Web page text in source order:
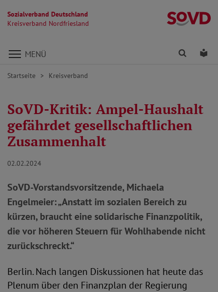
Sozialverband Deutschland
Kreisverband Nordfriesland
Direkt zu den Inhalten springen
MENÜ Finden
Startseite Kreisverband
SoVD-Kritik: Ampel-Haushalt
gefährdet gesellschaftlichen
Zusammenhalt
02.02.2024
SoVD-Vorstandsvorsitzende, Michaela
Engelmeier: „Anstatt im sozialen Bereich zu
kürzen, braucht eine solidarische Finanzpolitik,
die vor höheren Steuern für Wohlhabende nicht
zurückschreckt.“
Berlin. Nach langen Diskussionen hat heute das
Plenum über den Finanzplan der Regierung